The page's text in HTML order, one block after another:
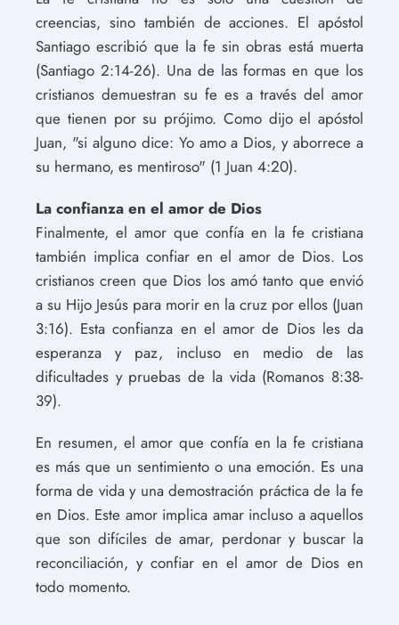
creencias, sino también de acciones. El apóstol
Santiago escribió que la fe sin obras está muerta
(Santiago 2:14-26). Una de las formas en que los
cristianos demuestran su fe es a través del amor
que tienen por su prójimo. Como dijo el apóstol
Juan, "si alguno dice: Yo amo a Dios, y aborrece a
su hermano, es mentiroso" (1 Juan 4:20).
La confianza en el amor de Dios
Finalmente, el amor que confía en la fe cristiana
también implica confiar en el amor de Dios. Los
cristianos creen que Dios los amó tanto que envió
a su Hijo Jesús para morir en la cruz por ellos (Juan
3:16). Esta confianza en el amor de Dios les da
esperanza y paz, incluso en medio de las
dificultades y pruebas de la vida (Romanos 8:38-
39).
En resumen, el amor que confía en la fe cristiana
es más que un sentimiento o una emoción. Es una
forma de vida y una demostración práctica de la fe
en Dios. Este amor implica amar incluso a aquellos
que son difíciles de amar, perdonar y buscar la
reconciliación, y confiar en el amor de Dios en
todo momento.